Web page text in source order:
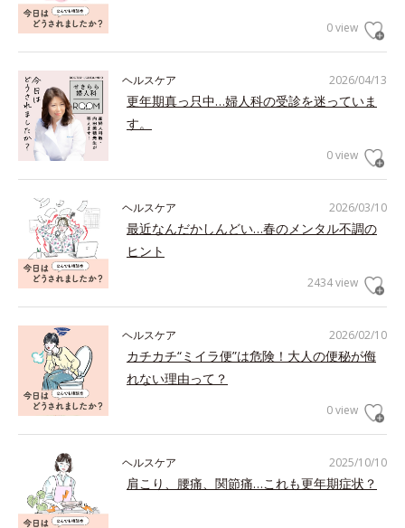
0 view
2026/04/13
ヘルスケア
更年期真っ只中…婦人科の受診を迷っていま
す。
0 view
2026/03/10
ヘルスケア
最近なんだかしんどい…春のメンタル不調の
ヒント
2434 view
2026/02/10
ヘルスケア
カチカチ“ミイラ便”は危険！大人の便秘が侮
れない理由って？
0 view
2025/10/10
ヘルスケア
肩こり、腰痛、関節痛…これも更年期症状？